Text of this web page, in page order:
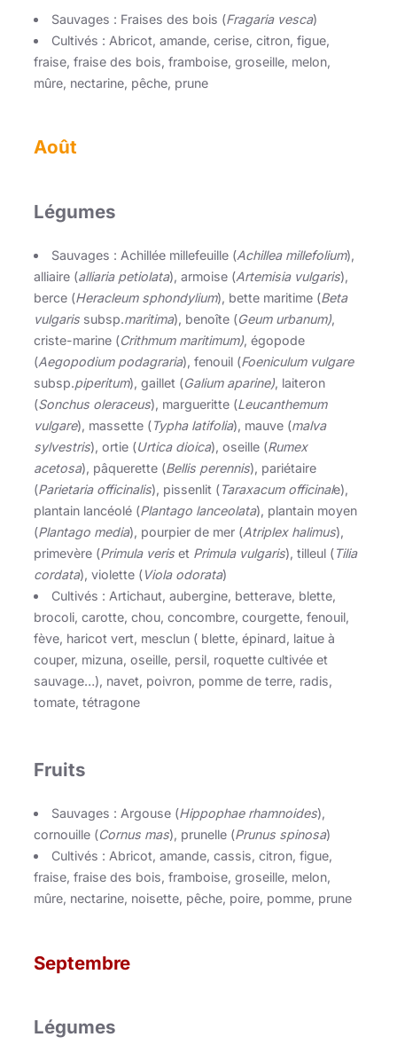
Sauvages : Fraises des bois (Fragaria vesca)
Cultivés : Abricot, amande, cerise, citron, figue,
fraise, fraise des bois, framboise, groseille, melon,
mûre, nectarine, pêche, prune
Août
Légumes
Sauvages : Achillée millefeuille (Achillea millefolium),
alliaire (alliaria petiolata), armoise (Artemisia vulgaris),
berce (Heracleum sphondylium), bette maritime (Beta
vulgaris subsp.maritima), benoîte (Geum urbanum),
criste-marine (Crithmum maritimum), égopode
(Aegopodium podagraria), fenouil (Foeniculum vulgare
subsp.piperitum), gaillet (Galium aparine), laiteron
(Sonchus oleraceus), margueritte (Leucanthemum
vulgare), massette (Typha latifolia), mauve (malva
sylvestris), ortie (Urtica dioica), oseille (Rumex
acetosa), pâquerette (Bellis perennis), pariétaire
(Parietaria officinalis), pissenlit (Taraxacum officinale),
plantain lancéolé (Plantago lanceolata), plantain moyen
(Plantago media), pourpier de mer (Atriplex halimus),
primevère (Primula veris et Primula vulgaris), tilleul (Tilia
cordata), violette (Viola odorata)
Cultivés : Artichaut, aubergine, betterave, blette,
brocoli, carotte, chou, concombre, courgette, fenouil,
fève, haricot vert, mesclun ( blette, épinard, laitue à
couper, mizuna, oseille, persil, roquette cultivée et
sauvage…), navet, poivron, pomme de terre, radis,
tomate, tétragone
Fruits
Sauvages : Argouse (Hippophae rhamnoides),
cornouille (Cornus mas), prunelle (Prunus spinosa)
Cultivés : Abricot, amande, cassis, citron, figue,
fraise, fraise des bois, framboise, groseille, melon,
mûre, nectarine, noisette, pêche, poire, pomme, prune
Septembre
Légumes